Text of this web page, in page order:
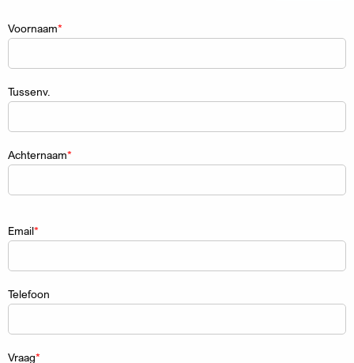
Naam
Voornaam
Tussenv.
Achternaam
Email
Telefoon
Vraag